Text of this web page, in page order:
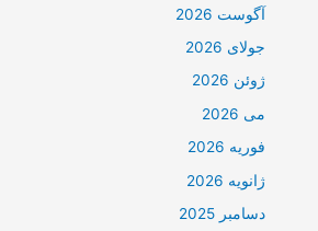
آگوست 2026
جولای 2026
ژوئن 2026
می 2026
فوریه 2026
ژانویه 2026
دسامبر 2025